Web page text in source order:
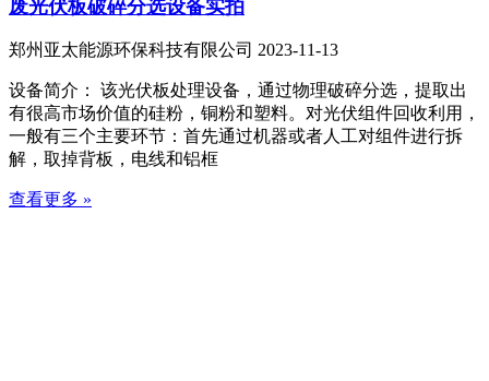
废光伏板破碎分选设备实拍
郑州亚太能源环保科技有限公司 2023-11-13
设备简介： 该光伏板处理设备，通过物理破碎分选，提取出
有很高市场价值的硅粉，铜粉和塑料。对光伏组件回收利用，
一般有三个主要环节：首先通过机器或者人工对组件进行拆
解，取掉背板，电线和铝框
查看更多 »